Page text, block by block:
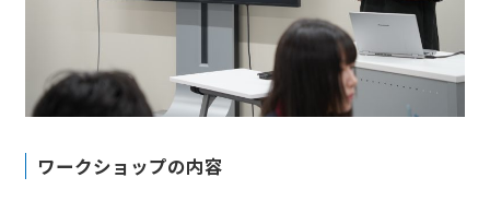
ワークショップの内容